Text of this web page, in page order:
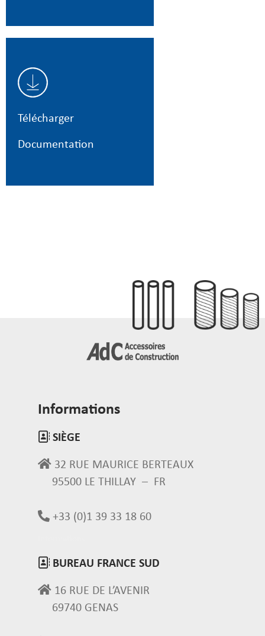
Télécharger
Documentation
Informations
SIÈGE
32 RUE MAURICE BERTEAUX
95500 LE THILLAY – FR
+33 (0)1 39 33 18 60
BUREAU FRANCE SUD
16 RUE DE L’AVENIR
69740 GENAS